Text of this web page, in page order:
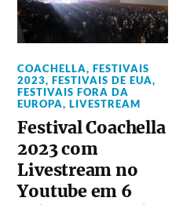
COACHELLA,FESTIVAIS
2023,FESTIVAIS DE EUA,
FESTIVAIS FORA DA
EUROPA,LIVESTREAM
Festival Coachella
2023 com
Livestream no
Youtube em 6